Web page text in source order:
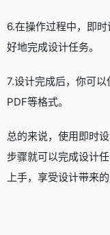
6.在操作过程中，即
好地完成设计任务。
7.设计完成后，你可以
PDF等格式。
总的来说，使用即时
步骤就可以完成设计
上手，享受设计带来的